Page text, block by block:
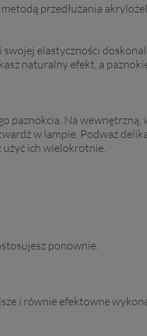
przedłużania
elastyczności
naturalny efekt, a
paznokcia. Na
w lampie. Podważ
użyć ich wielokrotnie.
ponownie.
i równie efektowne